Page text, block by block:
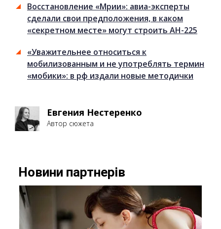
Восстановление «Мрии»: авиа-эксперты
сделали свои предположения, в каком
«секретном месте» могут строить АН-225
«Уважительнее относиться к
мобилизованным и не употреблять термин
«мобики»: в рф издали новые методички
Евгения Нестеренко
Автор сюжета